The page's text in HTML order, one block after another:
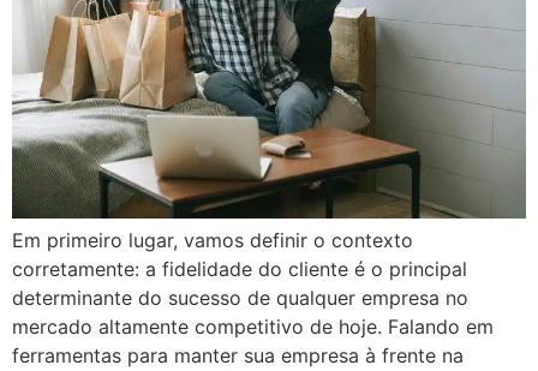
Em primeiro lugar, vamos definir o contexto
corretamente: a fidelidade do cliente é o principal
determinante do sucesso de qualquer empresa no
mercado altamente competitivo de hoje. Falando em
ferramentas para manter sua empresa à frente na